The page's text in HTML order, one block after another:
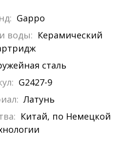
Gappo
воды: Керамический
сталь
G2427-9
Латунь
Китай, по Немецкой